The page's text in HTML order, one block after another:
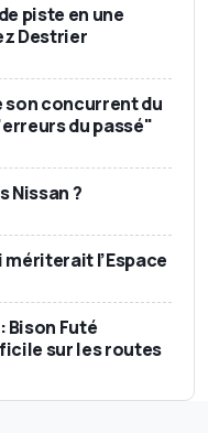
piste en une
Destrier
son concurrent du
du passé"
Nissan ?
mériterait l’Espace
Bison Futé
sur les routes